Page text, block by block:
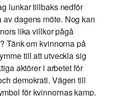
lunkar tillbaks nedför
dagens möte. Nog kan
lika villkor pågå
Tänk om kvinnorna på
till att utveckla sig
aktörer i arbetet för
demokrati. Vägen till
för kvinnornas kamp.